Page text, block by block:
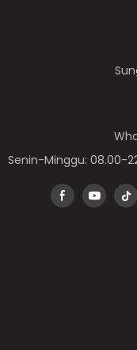
Senin-Minggu: 08.00-